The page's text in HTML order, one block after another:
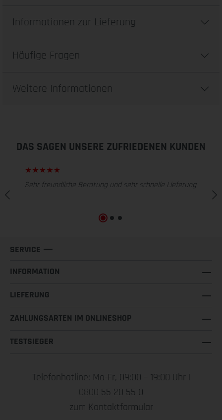
Informationen zur Lieferung
Häufige Fragen
Weitere Informationen
DAS SAGEN UNSERE ZUFRIEDENEN KUNDEN
Sehr freundliche Beratung und sehr schnelle Lieferung
SERVICE
INFORMATION
LIEFERUNG
ZAHLUNGSARTEN IM ONLINESHOP
TESTSIEGER
Telefonhotline: Mo-Fr, 09:00 – 19:00 Uhr |
0800 55 20 55 0
zum Kontaktformular